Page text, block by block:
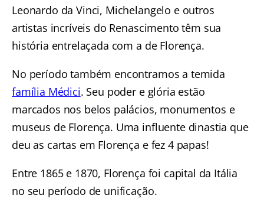
Leonardo da Vinci, Michelangelo e outros
artistas incríveis do Renascimento têm sua
história entrelaçada com a de Florença.
No período também encontramos a temida
família Médici. Seu poder e glória estão
marcados nos belos palácios, monumentos e
museus de Florença. Uma influente dinastia que
deu as cartas em Florença e fez 4 papas!
Entre 1865 e 1870, Florença foi capital da Itália
no seu período de unificação.